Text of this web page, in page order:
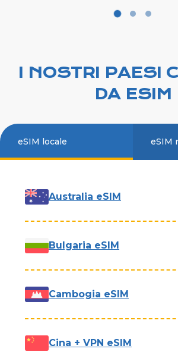
I NOSTRI PAESI
DA ESIM
eSIM locale eSIM
Australia eSIM
Bulgaria eSIM
Cambogia eSIM
Cina + VPN eSIM